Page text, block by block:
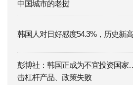
中国城市的老挝
韩国人对日好感度54.3%，历史新高
彭博社：韩国正成为不宜投资国
击杠杆产品、政策失败